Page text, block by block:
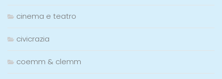
cinema e teatro
civicrazia
coemm & clemm